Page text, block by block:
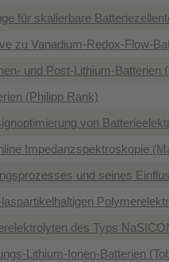
für skalierbare
zu Vanadium-Redox-Flow-
und Post-Lithium-Batterien
(Philipp Rank)
von
Impedanzspektroskopie
und seines
des Typs
Lithium-Ionen-Batterien